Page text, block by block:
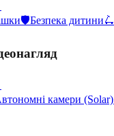
🛡️Безпека дитини🛴
камери (Solar)